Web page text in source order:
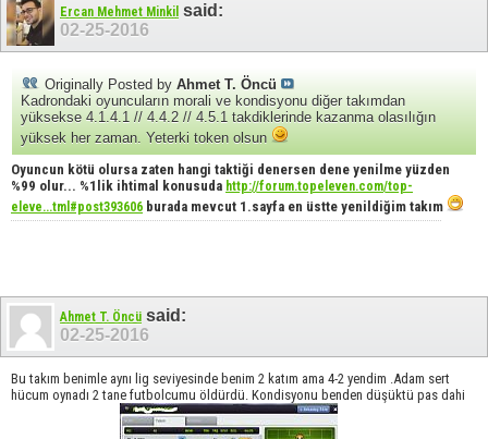
Ercan Mehmet Minkil said:
02-25-2016
Originally Posted by Ahmet T. Öncü
Kadrondaki oyuncuların morali ve kondisyonu diğer takımdan
yüksekse 4.1.4.1 // 4.4.2 // 4.5.1 takdiklerinde kazanma olasılığın
yüksek her zaman. Yeterki token olsun
Oyuncun kötü olursa zaten hangi taktiği denersen dene yenilme yüzden
%99 olur... %1lik ihtimal konusuda http://forum.topeleven.com/top-
eleve...tml#post393606 burada mevcut 1.sayfa en üstte yenildiğim takım
Ahmet T. Öncü said:
02-25-2016
Bu takım benimle aynı lig seviyesinde benim 2 katım ama 4-2 yendim .Adam sert
hücum oynadı 2 tane futbolcumu öldürdü. Kondisyonu benden düşüktü pas dahi